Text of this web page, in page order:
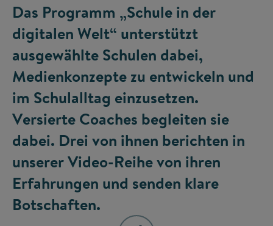
Das Programm „Schule in der
digitalen Welt“ unterstützt
ausgewählte Schulen dabei,
Medienkonzepte zu entwickeln und
im Schulalltag einzusetzen.
Versierte Coaches begleiten sie
dabei. Drei von ihnen berichten in
unserer Video-Reihe von ihren
Erfahrungen und senden klare
Botschaften.